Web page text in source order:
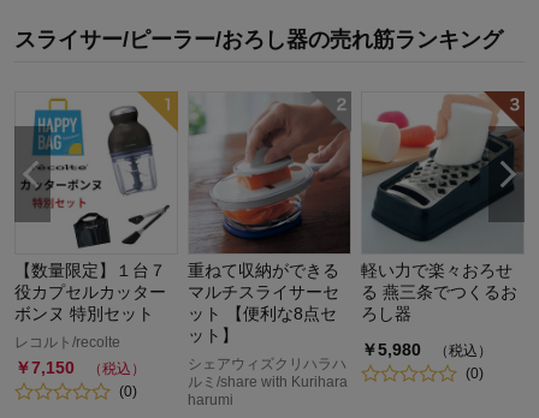
スライサー/ピーラー/おろし器の売れ筋ランキング
【数量限定】１台７
役カプセルカッター
ボンヌ 特別セット
レコルト/recolte
￥7,150
（税込）
(0)
重ねて収納ができる
マルチスライサーセ
ット 【便利な8点セ
ット】
シェアウィズクリハラハ
ルミ/share with Kurihara
harumi
軽い力で楽々おろせ
る 燕三条でつくるお
ろし器
￥5,980
（税込）
(0)